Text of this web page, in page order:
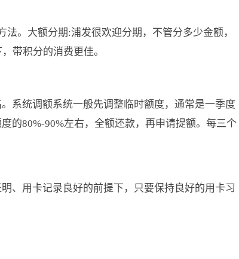
。大额分期:浦发很欢迎分期，不管分多少金额，
带积分的消费更佳。
系统调额系统一般先调整临时额度，通常是一季度
的80%-90%左右，全额还款，再申请提额。每三个
、用卡记录良好的前提下，只要保持良好的用卡习